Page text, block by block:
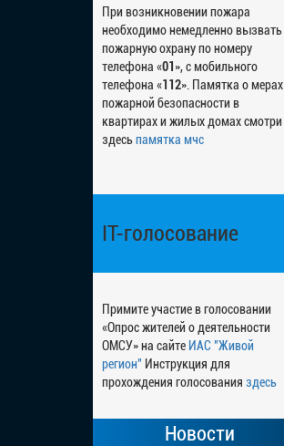
При возникновении пожара
необходимо немедленно вызвать
пожарную охрану по номеру
телефона «01 », с мобильного
телефона «112». Памятка о мерах
пожарной безопасности в
квартирах и жилых домах смотри
здесьпамятка мчс
IT-голосование
Примите участие в голосовании
«Опрос жителей о деятельности
ОМСУ» на сайте ИАС "Живой
регион" Инструкция для
прохождения голосования здесь
Новости